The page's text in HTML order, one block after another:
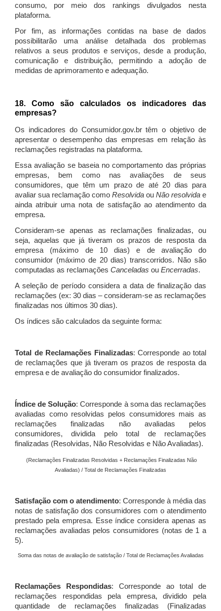
consumo, por meio dos rankings divulgados nesta
plataforma.
Por fim, as informações contidas na base de dados
possibilitarão uma análise detalhada dos problemas
relativos a seus produtos e serviços, desde a produção,
comunicação e distribuição, permitindo a adoção de
medidas de aprimoramento e adequação.
18. Como são calculados os indicadores das
empresas?
Os indicadores do Consumidor.gov.br têm o objetivo de
apresentar o desempenho das empresas em relação às
reclamações registradas na plataforma.
Essa avaliação se baseia no comportamento das próprias
empresas, bem como nas avaliações de seus
consumidores, que têm um prazo de até 20 dias para
avaliar sua reclamação como Resolvida ou Não resolvida e
ainda atribuir uma nota de satisfação ao atendimento da
empresa.
Consideram-se apenas as reclamações finalizadas, ou
seja, aquelas que já tiveram os prazos de resposta da
empresa (máximo de 10 dias) e de avaliação do
consumidor (máximo de 20 dias) transcorridos. Não são
computadas as reclamações Canceladas ou Encerradas.
A seleção de período considera a data de finalização das
reclamações (ex: 30 dias – consideram-se as reclamações
finalizadas nos últimos 30 dias).
Os índices são calculados da seguinte forma:
Total de Reclamações Finalizadas: Corresponde ao total
de reclamações que já tiveram os prazos de resposta da
empresa e de avaliação do consumidor finalizados.
Índice de Solução: Corresponde à soma das reclamações
avaliadas como resolvidas pelos consumidores mais as
reclamações finalizadas não avaliadas pelos
consumidores, dividida pelo total de reclamações
finalizadas (Resolvidas, Não Resolvidas e Não Avaliadas).
(Reclamações Finalizadas Resolvidas + Reclamações Finalizadas Não
Avaliadas) / Total de Reclamações Finalizadas
Satisfação com o atendimento: Corresponde à média das
notas de satisfação dos consumidores com o atendimento
prestado pela empresa. Esse índice considera apenas as
reclamações avaliadas pelos consumidores (notas de 1 a
5).
Soma das notas de avaliação de satisfação / Total de Reclamações Avaliadas
Reclamações Respondidas: Corresponde ao total de
reclamações respondidas pela empresa, dividido pela
quantidade de reclamações finalizadas (Finalizadas